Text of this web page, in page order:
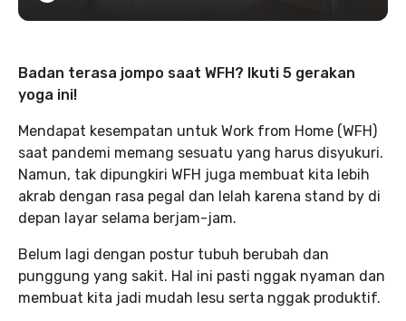
Badan terasa jompo saat WFH? Ikuti 5 gerakan
yoga ini!
Mendapat kesempatan untuk Work from Home (WFH)
saat pandemi memang sesuatu yang harus disyukuri.
Namun, tak dipungkiri WFH juga membuat kita lebih
akrab dengan rasa pegal dan lelah karena stand by di
depan layar selama berjam-jam.
Belum lagi dengan postur tubuh berubah dan
punggung yang sakit. Hal ini pasti nggak nyaman dan
membuat kita jadi mudah lesu serta nggak produktif.